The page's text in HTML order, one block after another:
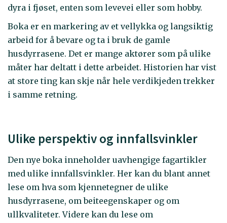
dyra i fjøset, enten som levevei eller som hobby.
Boka er en markering av et vellykka og langsiktig
arbeid for å bevare og ta i bruk de gamle
husdyrrasene. Det er mange aktører som på ulike
måter har deltatt i dette arbeidet. Historien har vist
at store ting kan skje når hele verdikjeden trekker
i samme retning.
Ulike perspektiv og innfallsvinkler
Den nye boka inneholder uavhengige fagartikler
med ulike innfallsvinkler. Her kan du blant annet
lese om hva som kjennetegner de ulike
husdyrrasene, om beiteegenskaper og om
ullkvaliteter. Videre kan du lese om